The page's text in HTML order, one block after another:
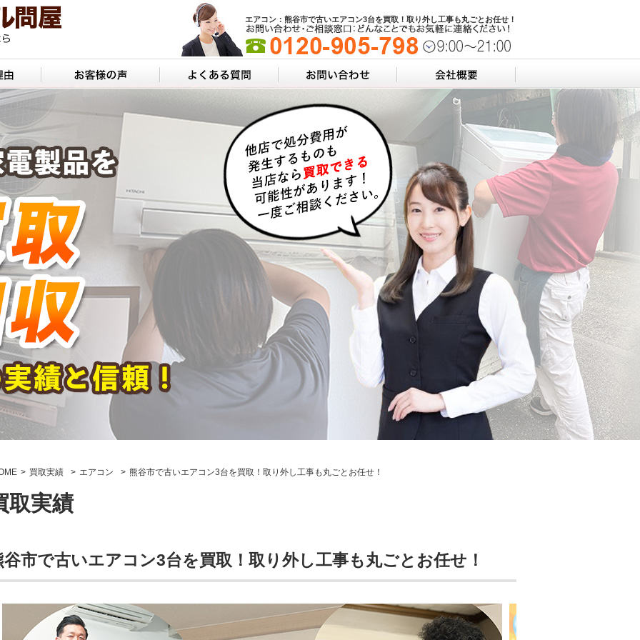
エアコン：熊谷市で古いエアコン3台を買取！取り外し工事も丸ごとお任せ！
取実績
谷市で古いエアコン3台を買取！取り外し工事も丸ごとお任せ！
買取実績 エアコン 熊谷市で古いエアコン3台を買取！取り外し工事も丸ごとお任せ！